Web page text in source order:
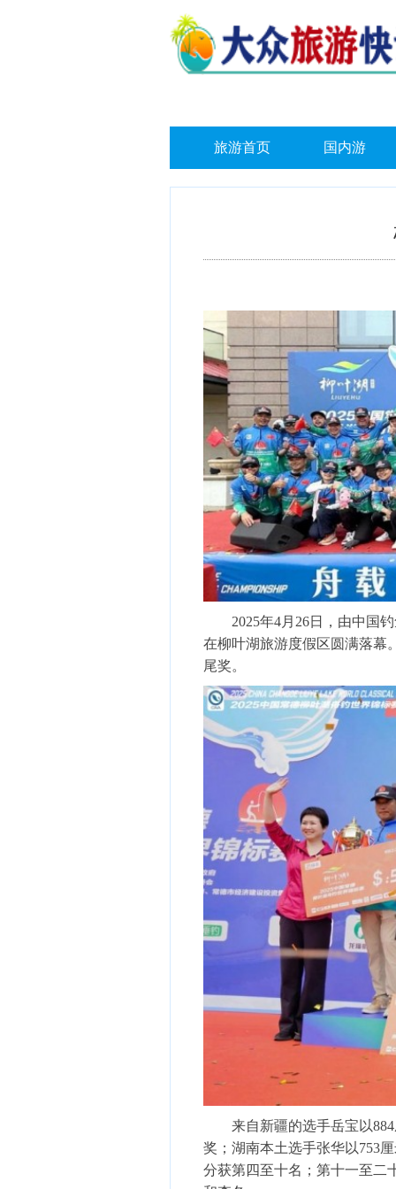
旅游首页 国内游
2025年4月26日，由中国钓
在柳叶湖旅游度假区圆满落幕
尾奖。
来自新疆的选手岳宝以884
奖；湖南本土选手张华以753
分获第四至十名；第十一至二